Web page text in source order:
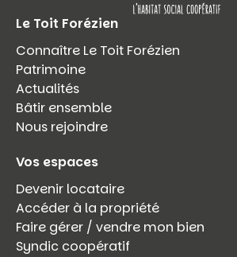
Le Toit Forézien
Connaître Le Toit Forézien
Patrimoine
Actualités
Bâtir ensemble
Nous rejoindre
Vos espaces
Devenir locataire
Accéder à la propriété
Faire gérer / vendre mon bien
Syndic coopératif